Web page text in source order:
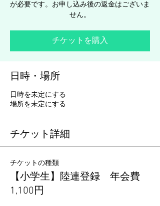
が必要です。お申し込み後の返金はございま
せん。
チケットを購入
日時・場所
日時を未定にする
場所を未定にする
チケット詳細
チケットの種類
【小学生】陸連登録 年会費
1,100円